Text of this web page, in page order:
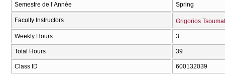
Semestre de l’Année Spring
Faculty Instructors Grigorios
Weekly Hours 3
Total Hours 39
Class ID 600132039